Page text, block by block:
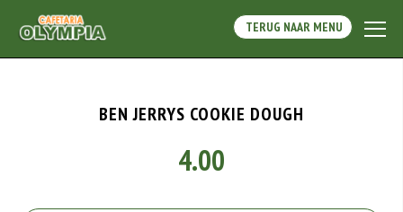
TERUG NAAR MENU
BEN JERRYS COOKIE DOUGH
4.00